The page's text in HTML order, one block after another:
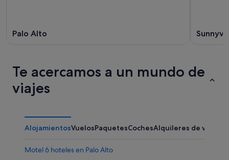
Palo Alto
Te acercamos a un mundo de
viajes
AlojamientosVuelosPaquetesCochesAlquileres de
Motel 6 hoteles en Palo Alto